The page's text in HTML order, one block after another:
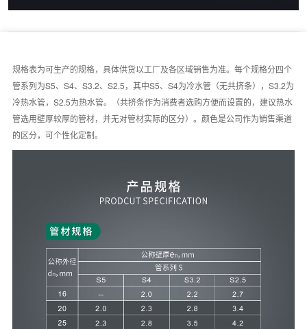
规格表为可生产的规格，具体供货以工厂及各区域销售为准。 每个规格分四个
管系列为S5、 S4、 S3.2、 S2.5，其中S5、 S4为冷水管（无共挤条），S3.2为
冷热水管， S2.5为热水管。
（共挤条作为消费者选购方便而设置的，建议热水
管选用壁厚较厚的管材，并无对管材实际的区分）。颜色是公司作为销售渠道
的区分，可个性化定制。